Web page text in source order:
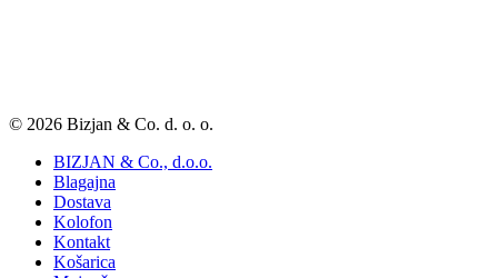
© 2026 Bizjan & Co. d. o. o.
BIZJAN & Co., d.o.o.
Blagajna
Dostava
Kolofon
Kontakt
Košarica